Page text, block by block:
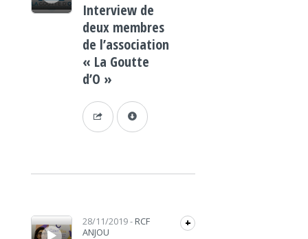
Interview de
deux membres
de l’association
« La Goutte
d’O »
Lecteur audio 28/11/2019- RCF
ANJOU
+